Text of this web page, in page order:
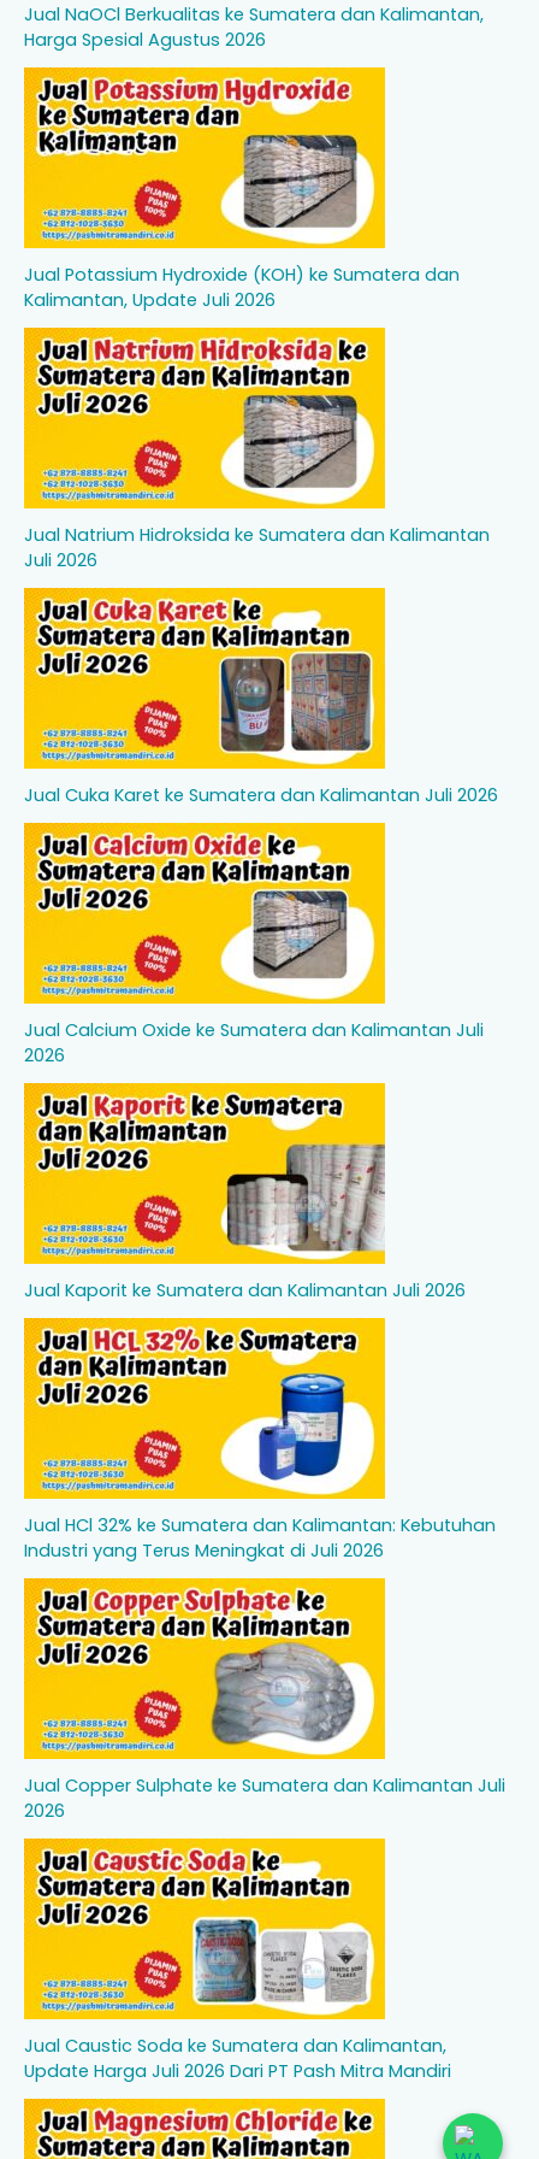
Jual NaOCl Berkualitas ke Sumatera dan Kalimantan,
Harga Spesial Agustus 2026
Jual Potassium Hydroxide (KOH) ke Sumatera dan
Kalimantan, Update Juli 2026
Jual Natrium Hidroksida ke Sumatera dan Kalimantan
Juli 2026
Jual Cuka Karet ke Sumatera dan Kalimantan Juli 2026
Jual Calcium Oxide ke Sumatera dan Kalimantan Juli
2026
Jual Kaporit ke Sumatera dan Kalimantan Juli 2026
Jual HCl 32% ke Sumatera dan Kalimantan: Kebutuhan
Industri yang Terus Meningkat di Juli 2026
Jual Copper Sulphate ke Sumatera dan Kalimantan Juli
2026
Jual Caustic Soda ke Sumatera dan Kalimantan,
Update Harga Juli 2026 Dari PT Pash Mitra Mandiri